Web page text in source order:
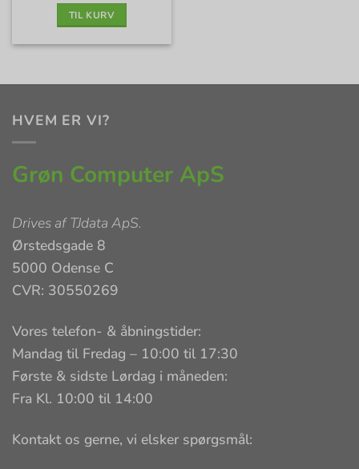
TIL KURV
HVEM ER VI?
Grøn Computer ApS
Drives afTJdata ApS.
Ørstedsgade 8
5000 Odense C
CVR: 30550269
Vores telefon- & åbningstider:
Mandag til Fredag – 10:00 til 17:30
Første & sidste Lørdag i måneden:
Fra Kl. 10:00 til 14:00
Kontakt os gerne, vi elsker spørgsmål: